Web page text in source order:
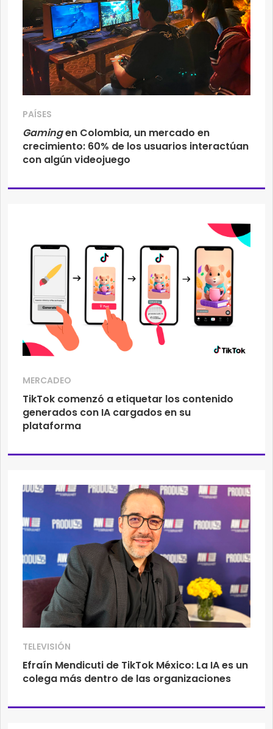
PAÍSES
Gamingen Colombia, un mercado en
crecimiento: 60% de los usuarios interactúan
con algún videojuego
MERCADEO
TikTok comenzó a etiquetar los contenido
generados con IA cargados en su
plataforma
TELEVISIÓN
Efraín Mendicuti de TikTok México: La IA es un
colega más dentro de las organizaciones